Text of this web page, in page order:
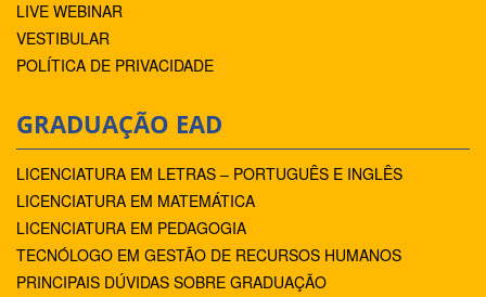
LIVE WEBINAR
VESTIBULAR
POLÍTICA DE PRIVACIDADE
GRADUAÇÃO EAD
LICENCIATURA EM LETRAS – PORTUGUÊS E INGLÊS
LICENCIATURA EM MATEMÁTICA
LICENCIATURA EM PEDAGOGIA
TECNÓLOGO EM GESTÃO DE RECURSOS HUMANOS
PRINCIPAIS DÚVIDAS SOBRE GRADUAÇÃO